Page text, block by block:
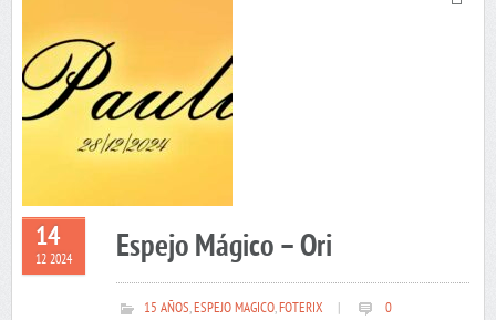
14
12 2024 Espejo Mágico – Ori
15 AÑOS,ESPEJO MAGICO,FOTERIX 0